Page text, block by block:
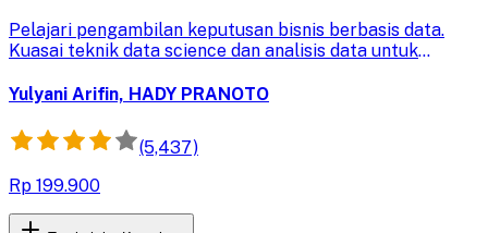
Pelajari pengambilan keputusan bisnis berbasis data.
Kuasai teknik data science dan analisis data untuk
industri.
Yulyani Arifin, HADY PRANOTO
(5,437)
Rp 199.900